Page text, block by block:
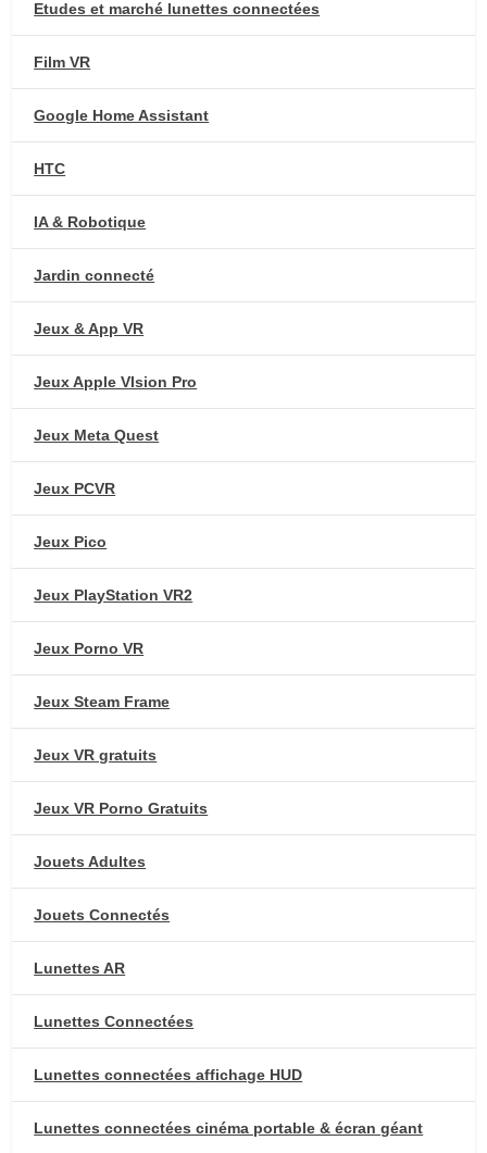
Etudes et marché lunettes connectées
Film VR
Google Home Assistant
HTC
IA & Robotique
Jardin connecté
Jeux & App VR
Jeux Apple VIsion Pro
Jeux Meta Quest
Jeux PCVR
Jeux Pico
Jeux PlayStation VR2
Jeux Porno VR
Jeux Steam Frame
Jeux VR gratuits
Jeux VR Porno Gratuits
Jouets Adultes
Jouets Connectés
Lunettes AR
Lunettes Connectées
Lunettes connectées affichage HUD
Lunettes connectées cinéma portable & écran géant